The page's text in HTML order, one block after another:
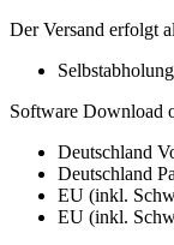
Der Versand erfolgt
Software Download
Deutschland
Deutschland
EU (inkl.
EU (inkl.